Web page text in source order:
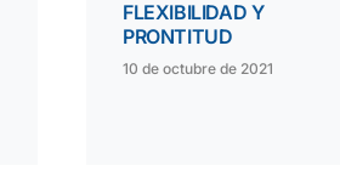
FLEXIBILIDAD Y
PRONTITUD
10 de octubre de 2021